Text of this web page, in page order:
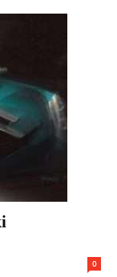
0